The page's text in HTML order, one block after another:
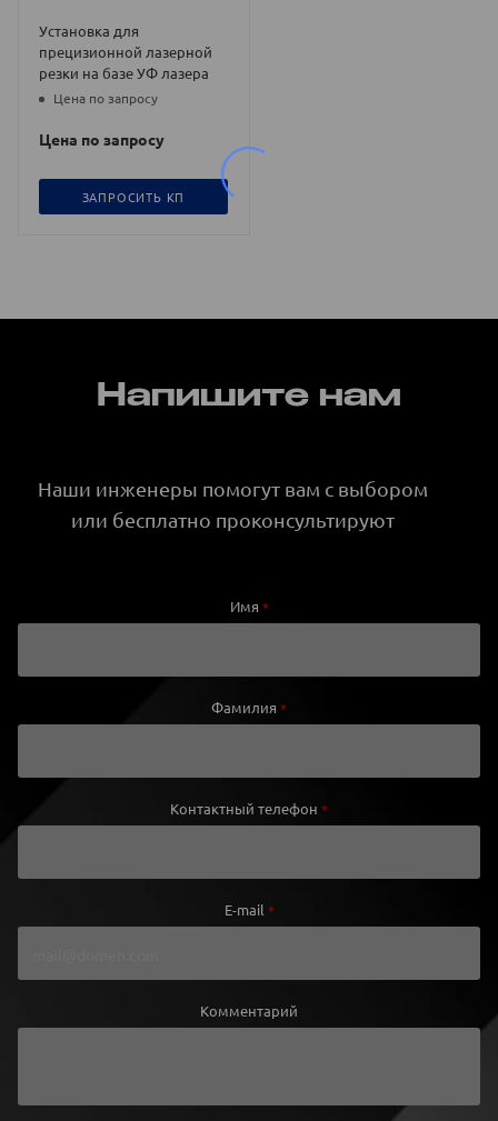
Установка для
прецизионной лазерной
резки на базе УФ лазера
Цена по запросу
Цена по запросу
ЗАПРОСИТЬ КП
Напишите нам
Наши инженеры помогут вам с выбором
или бесплатно проконсультируют
Имя *
Фамилия *
Контактный телефон *
E-mail *
Комментарий